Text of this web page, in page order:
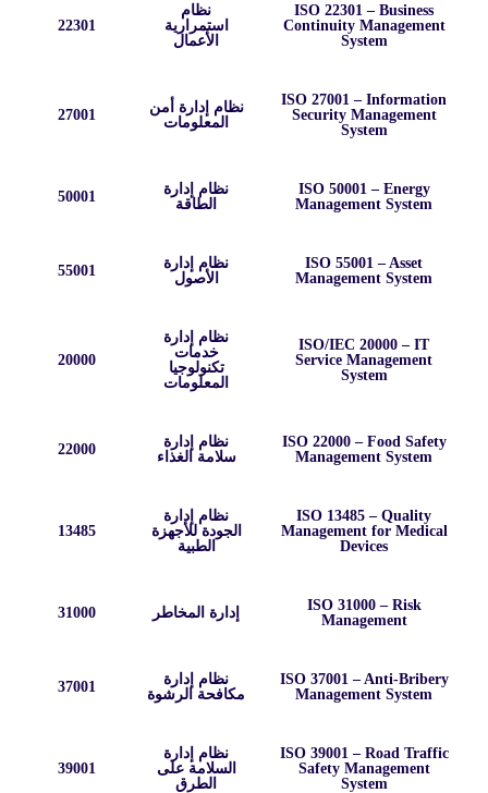
ISO 22301 – Business
Continuity Management
System
نظام
استمرارية
الأعمال
22301
ISO 27001 – Information
Security Management
System
نظام إدارة أمن
المعلومات
27001
ISO 50001 – Energy
Management System
نظام إدارة
الطاقة
50001
ISO 55001 – Asset
Management System
نظام إدارة
الأصول
55001
ISO/IEC 20000 – IT
Service Management
System
نظام إدارة
خدمات
تكنولوجيا
المعلومات
20000
ISO 22000 – Food Safety
Management System
نظام إدارة
سلامة الغذاء
22000
ISO 13485 – Quality
Management for Medical
Devices
نظام إدارة
الجودة للأجهزة
الطبية
13485
ISO 31000 – Risk
Management
إدارة المخاطر 31000
ISO 37001 – Anti-Bribery
Management System
نظام إدارة
مكافحة الرشوة
37001
ISO 39001 – Road Traffic
Safety Management
System
نظام إدارة
السلامة على
الطرق
39001